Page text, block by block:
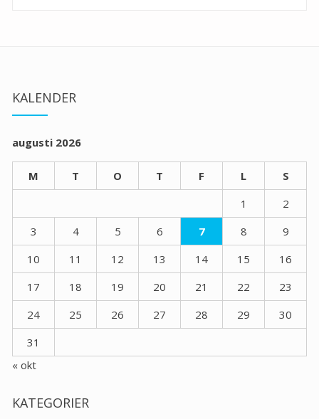
KALENDER
augusti 2026
M T O T F L
S
1
2
3
4 5 6 7 8
9
10
11 12 13 14 15
16
17
18 19 20 21 22
23
24
25 26 27 28 29
30
31
« okt
KATEGORIER